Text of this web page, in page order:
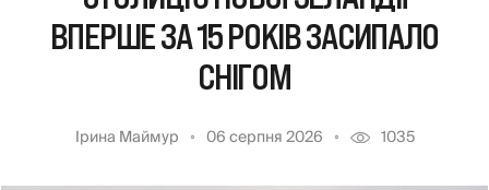
ВПЕРШЕ ЗА 15 РОКІВ ЗАСИПАЛО
СНІГОМ
Ірина Маймур 06 серпня 2026 1035